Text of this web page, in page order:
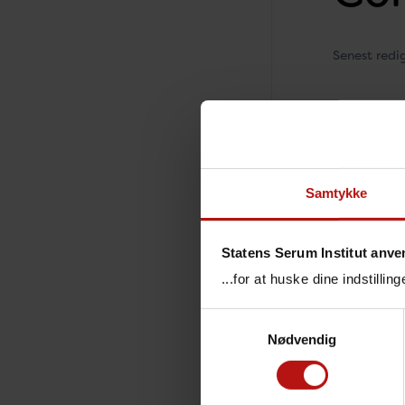
Samtykke
Statens Serum Institut
...for at huske dine
Nødvendig
Senest
Gonorré
Gonorré